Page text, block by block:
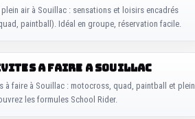
air à Souillac : sensations et loisirs encadrés
paintball). Idéal en groupe, réservation facile.
A FAIRE A SOUILLAC
à faire à Souillac : motocross, quad, paintball et plein
les formules School Rider.